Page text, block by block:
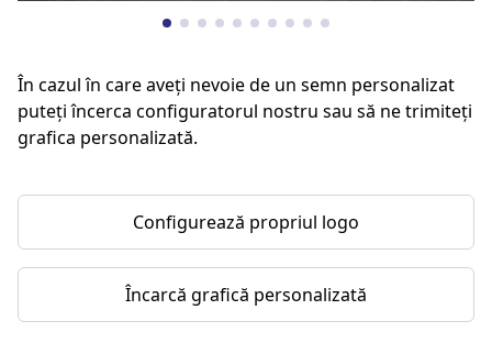
În cazul în care aveți nevoie de un semn personalizat
puteți încerca configuratorul nostru sau să ne trimiteți
grafica personalizată.
Configurează propriul logo
Încarcă grafică personalizată